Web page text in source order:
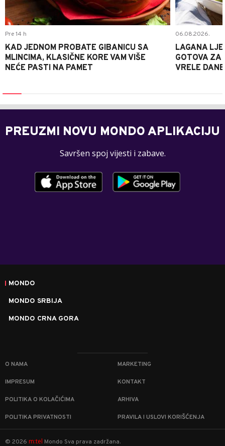
Pre 14 h
KAD JEDNOM PROBATE GIBANICU SA
MLINCIMA, KLASIČNE KORE VAM VIŠE
NEĆE PASTI NA PAMET
06.08.2026.
LAGANA
GOTOVA ZA
VRELE DANE
PREUZMI NOVU MONDO APLIKACIJU
Savršen spoj vijesti i zabave.
MONDO
MONDO SRBIJA
MONDO CRNA GORA
O NAMA MARKETING
IMPRESUM KONTAKT
POLITIKA O KOLAČIĆIMA ARHIVA
POLITIKA PRIVATNOSTI PRAVILA I USLOVI KORIŠĆENJA
© 2026 m:tel Mondo Sva prava zadržana.